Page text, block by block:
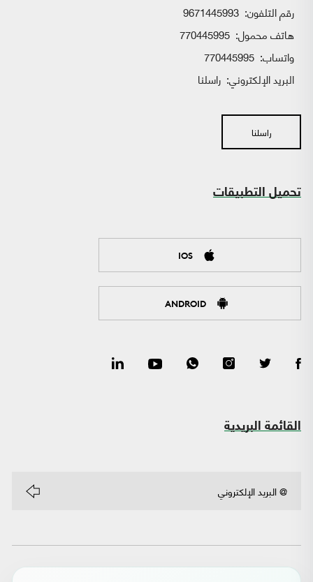
رقم التلفون: 9671445993
هاتف محمول: 770445995
واتساب:
البريد الإلكتروني: راسلنا
راسلنا
تحميل التطبيقات
IOS
ANDROID
القائمة البريدية